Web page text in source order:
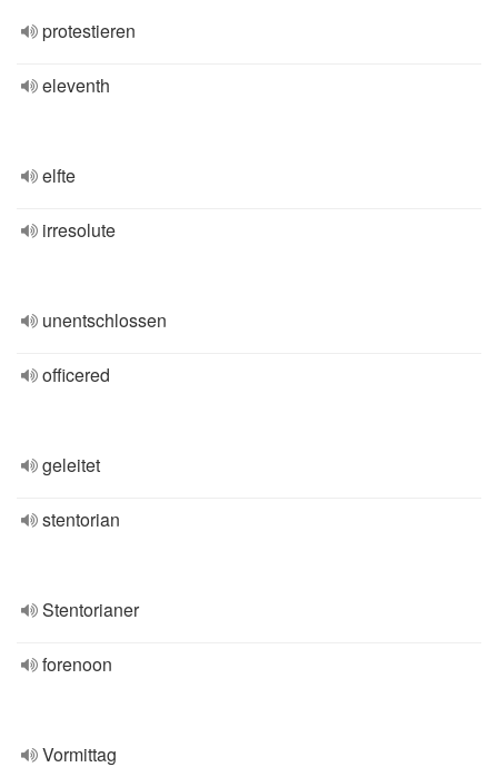
protestieren
eleventh
elfte
irresolute
unentschlossen
officered
geleitet
stentorian
Stentorianer
forenoon
Vormittag